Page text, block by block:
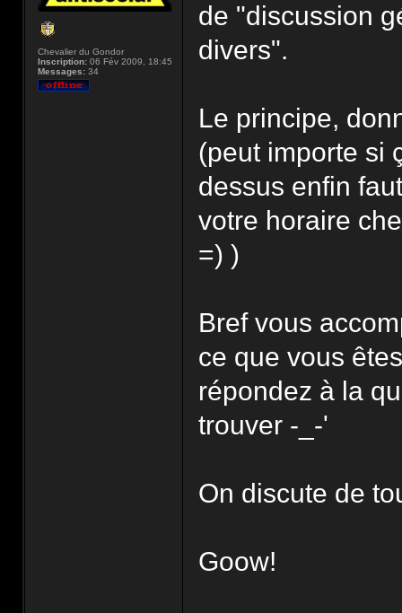
Chevalier du Gondor
Inscription: 06 Fév 2009, 18:45
Messages: 34
de "discussion
divers".
Le principe,
(peut importe si
dessus enfin
votre horaire
=) )
Bref vous
ce que vous
répondez à la
trouver -_-'
On discute de
Goow!